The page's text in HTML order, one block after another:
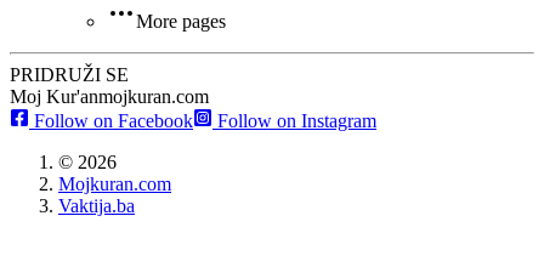
More pages
PRIDRUŽI SE
Moj Kur'anmojkuran.com
Follow on Facebook
Follow on Instagram
© 2026
Mojkuran.com
Vaktija.ba